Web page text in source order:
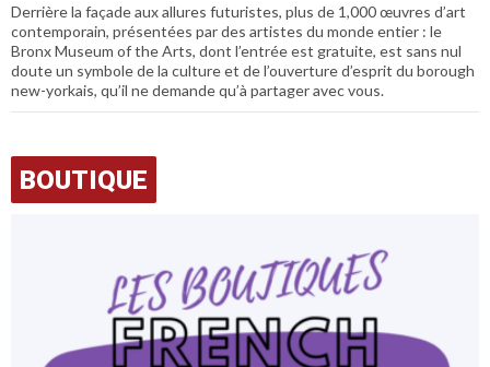
Derrière la façade aux allures futuristes, plus de 1,000 œuvres d’art
contemporain, présentées par des artistes du monde entier : le
Bronx Museum of the Arts, dont l’entrée est gratuite, est sans nul
doute un symbole de la culture et de l’ouverture d’esprit du borough
new-yorkais, qu’il ne demande qu’à partager avec vous.
BOUTIQUE